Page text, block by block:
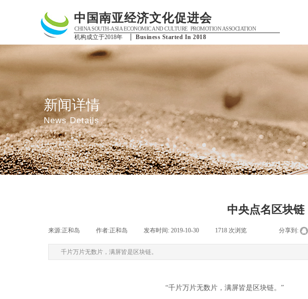
中国南亚经济文化促进会
心
CHINA SOUTH-ASIA ECONOMIC AND CULTURE PROMOTION ASSOCIATION
Business Started In 2018
机构成立于2018年
新闻详情
News Details
中央点名区块链
来源:正和岛 作者:正和岛 发布时间: 2019-10-30 1718 次浏览 分享到:
千片万片无数片，满屏皆是区块链。
“千片万片无数片，满屏皆是区块链。”